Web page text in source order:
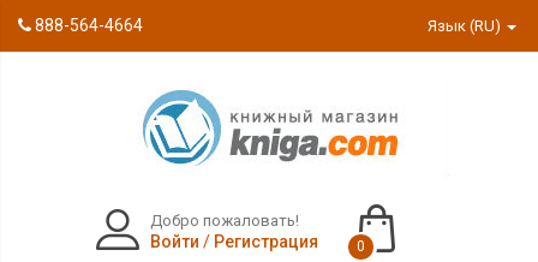
888-564-4664 Язык (RU)
Добро пожаловать!
Войти / Регистрация 0